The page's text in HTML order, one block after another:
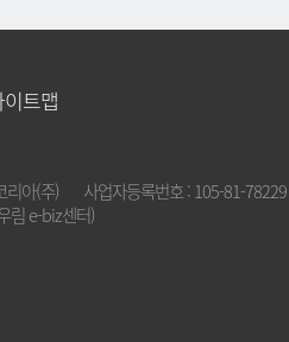
이트맵
리아(주)
사업자등록번호 : 105-81-78229
림 e-biz센터)